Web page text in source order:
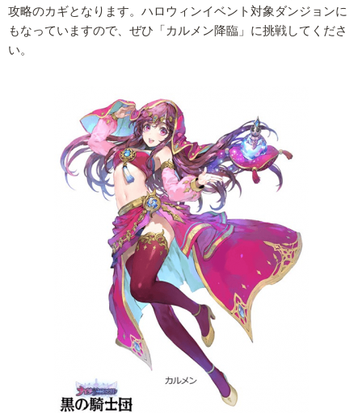
攻略のカギとなります。ハロウィンイベント対象ダンジョンに
もなっていますので、ぜひ「カルメン降臨」に挑戦してくださ
い。